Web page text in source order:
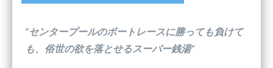
”センタープールのボートレースに勝っても負けて
も、俗世の欲を落とせるスーパー銭湯”